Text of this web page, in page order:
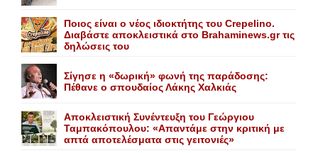
Ποιος είναι ο νέος ιδιοκτήτης του Crepelino.
Διαβάστε αποκλειστικά στο Brahaminews.gr τις
δηλώσεις του
Σίγησε η «δωρική» φωνή της παράδοσης:
Πέθανε o σπουδαίος Λάκης Xαλκιάς
Αποκλειστική Συνέντευξη του Γεώργιου
Ταμπακόπουλου: «Απαντάμε στην κριτική με
απτά αποτελέσματα στις γειτονιές»